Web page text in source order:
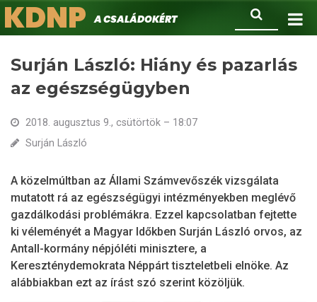
Ugrás
a
Keresés
KDNPA családokért.
Surján László: Hiány és pazarlás
az egészségügyben
2018. augusztus 9., csütörtök – 18:07
Surján László
A közelmúltban az Állami Számvevőszék vizsgálata
mutatott rá az egészségügyi intézményekben meglévő
gazdálkodási problémákra. Ezzel kapcsolatban fejtette
ki véleményét a Magyar Időkben Surján László orvos, az
Antall-kormány népjóléti minisztere, a
Kereszténydemokrata Néppárt tiszteletbeli elnöke. Az
alábbiakban ezt az írást szó szerint közöljük.